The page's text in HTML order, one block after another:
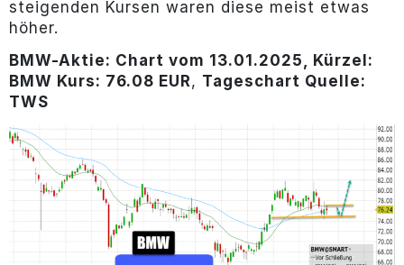
steigenden Kursen waren diese meist etwas
höher.
BMW-Aktie: Chart vom 13.01.2025, Kürzel:
BMW Kurs: 76.08 EUR, Tageschart Quelle:
TWS